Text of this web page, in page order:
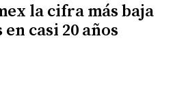
la cifra más baja
casi 20 años